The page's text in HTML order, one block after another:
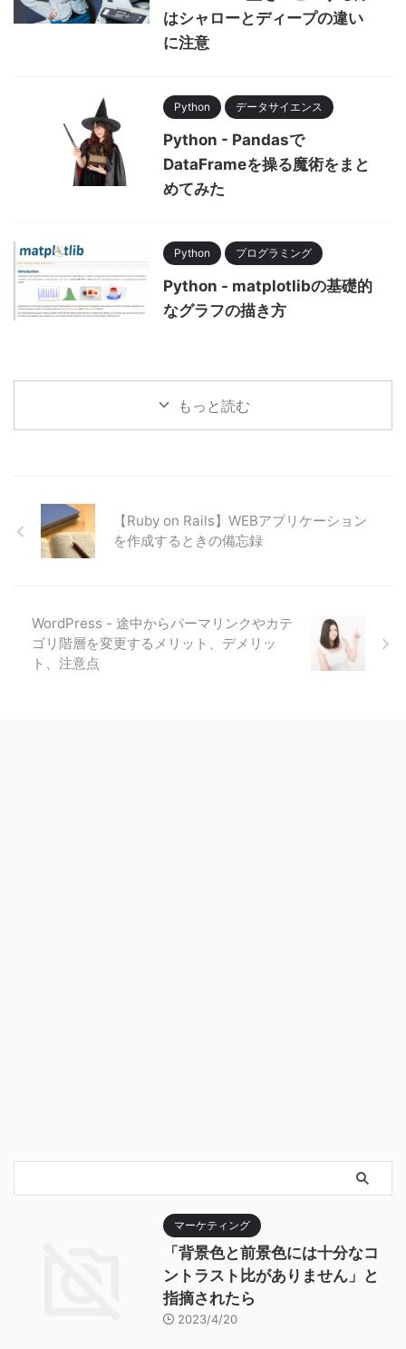
はシャローとディープの違い
に注意
Python データサイエンス
Python - Pandasで
DataFrameを操る魔術をまと
めてみた
Python プログラミング
Python - matplotlibの基礎的
なグラフの描き方
もっと読む
【Ruby on Rails】WEBアプリケーション
を作成するときの備忘録
WordPress - 途中からパーマリンクやカテ
ゴリ階層を変更するメリット、デメリッ
ト、注意点
マーケティング
「背景色と前景色には十分なコ
ントラスト比がありません」と
指摘されたら
2023/4/20